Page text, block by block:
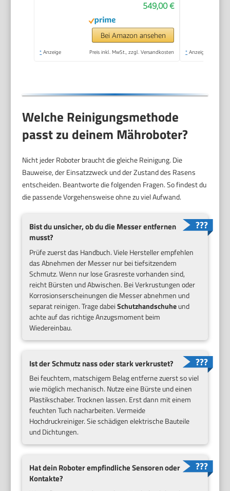
549,00 €
Bei Amazon ansehen
* Anzeige Preis inkl. MwSt., zzgl. Versandkosten * Anzeige
Welche Reinigungsmethode
passt zu deinem Mähroboter?
Nicht jeder Roboter braucht die gleiche Reinigung. Die
Bauweise, der Einsatzzweck und der Zustand des Rasens
entscheiden. Beantworte die folgenden Fragen. So findest du
die passende Vorgehensweise ohne zu viel Aufwand.
Bist du unsicher, ob du die Messer entfernen
musst?
Prüfe zuerst das Handbuch. Viele Hersteller empfehlen
das Abnehmen der Messer nur bei tiefsitzendem
Schmutz. Wenn nur lose Grasreste vorhanden sind,
reicht Bürsten und Abwischen. Bei Verkrustungen oder
Korrosionserscheinungen die Messer abnehmen und
separat reinigen. Trage dabeiSchutzhandschuheund
achte auf das richtige Anzugsmoment beim
Wiedereinbau.
Ist der Schmutz nass oder stark verkrustet?
Bei feuchtem, matschigem Belag entferne zuerst so viel
wie möglich mechanisch. Nutze eine Bürste und einen
Plastikschaber. Trocknen lassen. Erst dann mit einem
feuchten Tuch nacharbeiten. Vermeide
Hochdruckreiniger. Sie schädigen elektrische Bauteile
und Dichtungen.
Hat dein Roboter empfindliche Sensoren oder
Kontakte?